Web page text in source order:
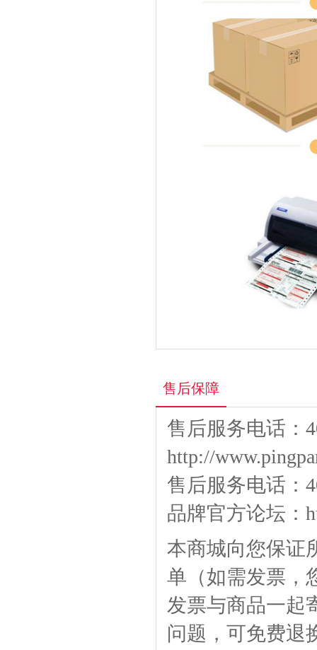
售后保障
售后服务电话：
http://
售后服务电话：
品牌官方论坛：
本商城向您保证
单（如需发票，
发票与商品一起
问题，可免费退